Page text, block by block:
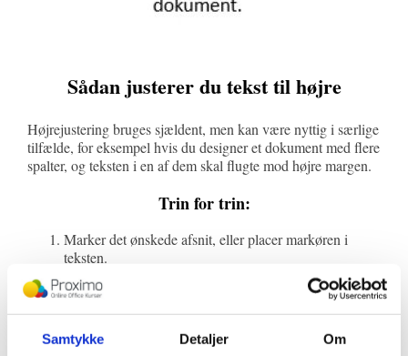
Samtykke Detaljer Om
Sådan justerer du tekst til højre
Højrejustering bruges sjældent, men kan være nyttig i særlige
tilfælde, for eksempel hvis du designer et dokument med flere
spalter, og teksten i en af dem skal flugte mod højre margen.
Trin for trin:
Marker det ønskede afsnit, eller placer markøren i
teksten.
Klik på knappen
Startside
Ikonet viser linjer justeret mod højre.
specifikke designscenarier, og det bør bruges sparsomt for at